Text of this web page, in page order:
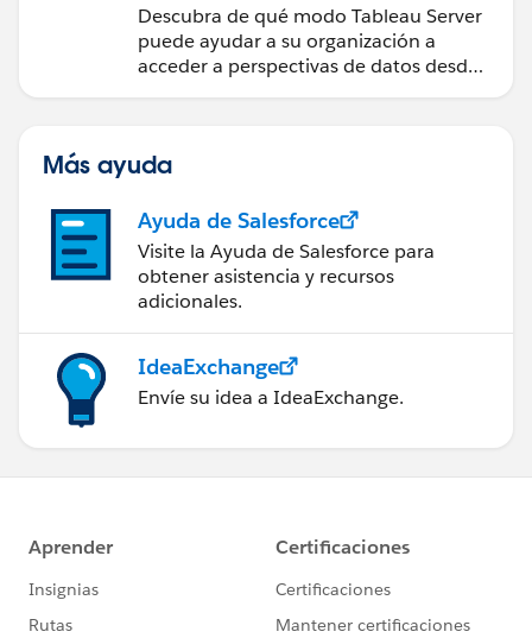
Descubra de qué modo Tableau Server
puede ayudar a su organización a
acceder a perspectivas de datos desde
Más ayuda
Ayuda de Salesforce
Visite la Ayuda de Salesforce para
obtener asistencia y recursos
adicionales.
IdeaExchange
Envíe su idea a IdeaExchange.